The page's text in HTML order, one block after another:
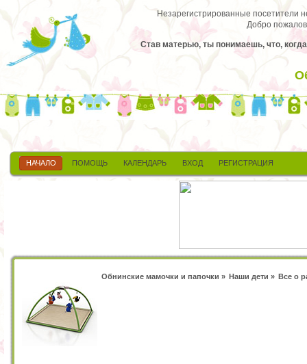
Незарегистрированные посетители
Добро
Став матерью, ты понимаешь, что,
НАЧАЛО ПОМОЩЬ КАЛЕНДАРЬ ВХОД РЕГИСТРАЦИЯ
Обнинские мамочки и папочки » Наши дети » Все о